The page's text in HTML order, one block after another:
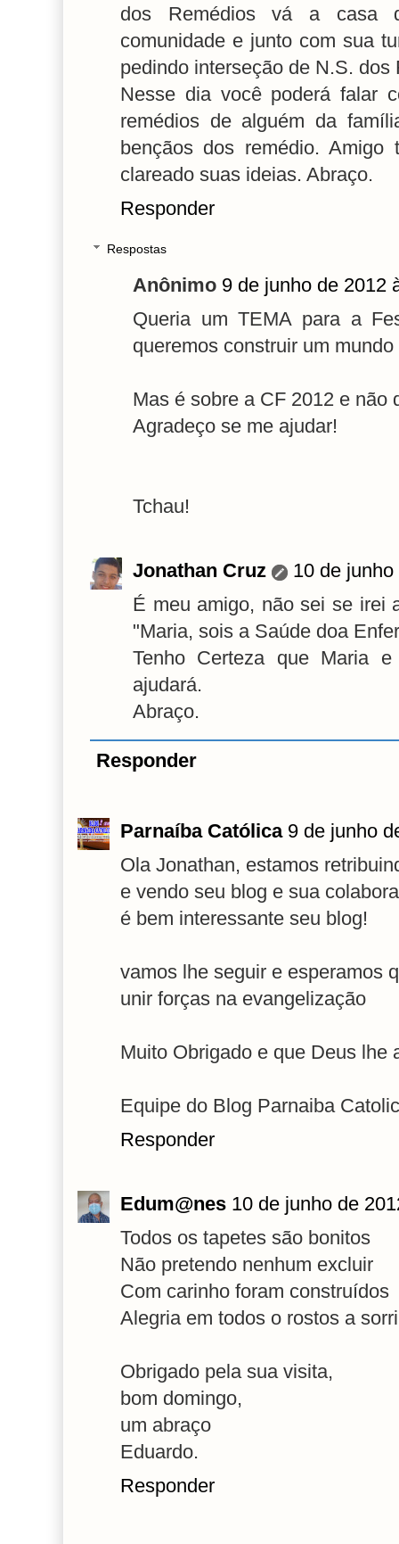
dos Remédios vá a casa
comunidade e junto com sua
pedindo interseção de N.S.
Nesse dia você poderá falar
remédios de alguém da
bençãos dos remédio.
clareado suas ideias. Abraço.
Responder
Respostas
Anônimo 9 de junho de 2012
Queria um TEMA para a
queremos construir um
Mas é sobre a CF 2012 e não
Agradeço se me ajudar!
Tchau!
Jonathan Cruz
10 de
É meu amigo, não sei se irei
"Maria, sois a Saúde doa
Tenho Certeza que Maria
ajudará.
Abraço.
Responder
Parnaíba Católica 9 de junho
Ola Jonathan, estamos
e vendo seu blog e sua
é bem interessante seu blog!
vamos lhe seguir e esperamos
unir forças na evangelização
Muito Obrigado e que Deus lhe
Equipe do Blog Parnaiba
Responder
Edum@nes 10 de junho de
Todos os tapetes são bonitos
Não pretendo nenhum excluir
Com carinho foram construídos
Alegria em todos o rostos a
Obrigado pela sua visita,
bom domingo,
um abraço
Eduardo.
Responder